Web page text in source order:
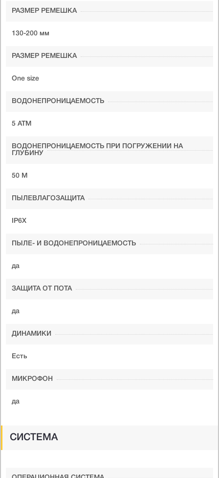
РАЗМЕР РЕМЕШКА
130-200 мм
РАЗМЕР РЕМЕШКА
One size
ВОДОНЕПРОНИЦАЕМОСТЬ
5 ATM
ВОДОНЕПРОНИЦАЕМОСТЬ ПРИ ПОГРУЖЕНИИ НА
ГЛУБИНУ
50 М
ПЫЛЕВЛАГОЗАЩИТА
IP6X
ПЫЛЕ- И ВОДОНЕПРОНИЦАЕМОСТЬ
да
ЗАЩИТА ОТ ПОТА
да
ДИНАМИКИ
Есть
МИКРОФОН
да
СИСТЕМА